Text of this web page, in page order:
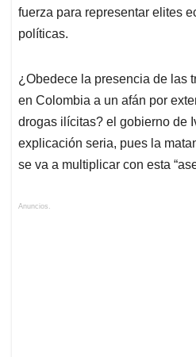
fuerza para representar elites
políticas.
¿Obedece la presencia de las
en Colombia a un afán por
drogas ilícitas? el gobierno de
explicación seria, pues la
se va a multiplicar con esta
Anuncios.